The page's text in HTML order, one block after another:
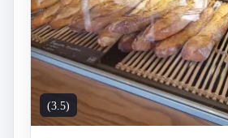
(3.5)